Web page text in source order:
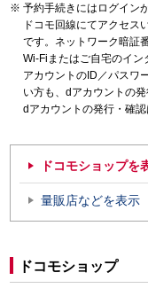
予約手続きにはログイン
ドコモ回線にてアクセス
です。ネットワーク暗証
Wi-Fiまたはご自宅のイン
アカウントのID／パスワ
い方も、dアカウントの発
dアカウントの発行・確認
ドコモショップを
量販店などを表示
ドコモショップ